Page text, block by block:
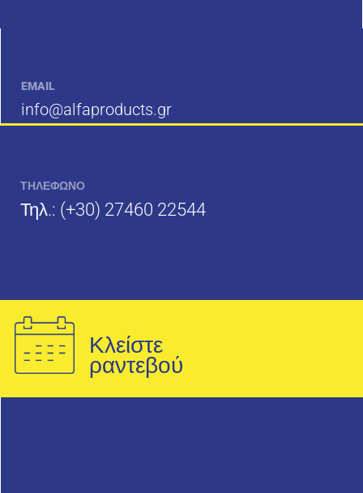
EMAIL
info@alfaproducts.gr
ΤΗΛΕΦΩΝΟ
Τηλ.: (+30) 27460 22544
Κλείστε
ραντεβού